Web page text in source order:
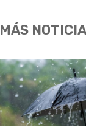
MÁS